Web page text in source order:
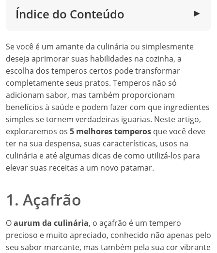
Índice do Conteúdo ▼
Se você é um amante da culinária ou simplesmente
deseja aprimorar suas habilidades na cozinha, a
escolha dos temperos certos pode transformar
completamente seus pratos. Temperos não só
adicionam sabor, mas também proporcionam
benefícios à saúde e podem fazer com que ingredientes
simples se tornem verdadeiras iguarias. Neste artigo,
exploraremos os 5 melhores temperos que você deve
ter na sua despensa, suas características, usos na
culinária e até algumas dicas de como utilizá-los para
elevar suas receitas a um novo patamar.
1. Açafrão
Oaurum da culinária, o açafrão é um tempero
precioso e muito apreciado, conhecido não apenas pelo
seu sabor marcante, mas também pela sua cor vibrante